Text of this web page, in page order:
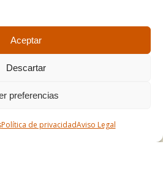
Aceptar
Descartar
preferencias
Política de privacidadAviso Legal